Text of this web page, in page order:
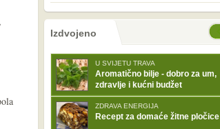
nema prethodne stranice
sljedećeIzdvojeno
U SVIJETU TRAVA
Aromatično bilje - dobro za um,
zdravlje i kućni budžet
ZDRAVA ENERGIJA
Recept za domaće žitne pločice